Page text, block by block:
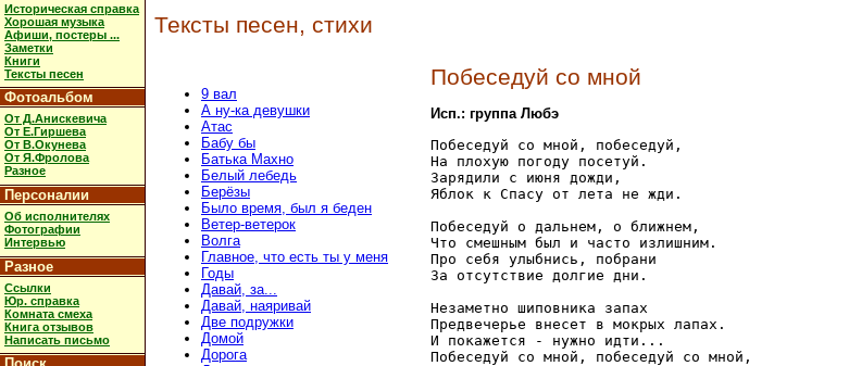
Историческая справка
Хорошая музыка
Афиши, постеры ...
Заметки
Книги
Тексты песен
Фотоальбом
От Д.Анискевича
От Е.Гиршева
От В.Окунева
От Я.Фролова
Разное
Персоналии
Об исполнителях
Фотографии
Интервью
Разное
Ссылки
Юр. справка
Комната смеха
Книга отзывов
Написать письмо
Тексты песен, стихи
9 вал
А ну-ка девушки
Атас
Бабу бы
Батька Махно
Белый лебедь
Берёзы
Было время, был я беден
Ветер-ветерок
Волга
Главное, что есть ты у меня
Годы
Давай, за...
Давай, наяривай
Две подружки
Домой
Дорога
Побеседуй со мной
Исп.: группа Любэ
Побеседуй со мной, побеседуй,
На плохую погоду посетуй.
Зарядили с июня дожди,
Яблок к Спасу от лета не жди.
Побеседуй о дальнем, о ближнем,
Что смешным был и часто излишним.
Про себя улыбнись, побрани
За отсутствие долгие дни.
Незаметно шиповника запах
Предвечерье внесет в мокрых лапах.
И покажется - нужно идти...
Побеседуй со мной, побеседуй со мной,